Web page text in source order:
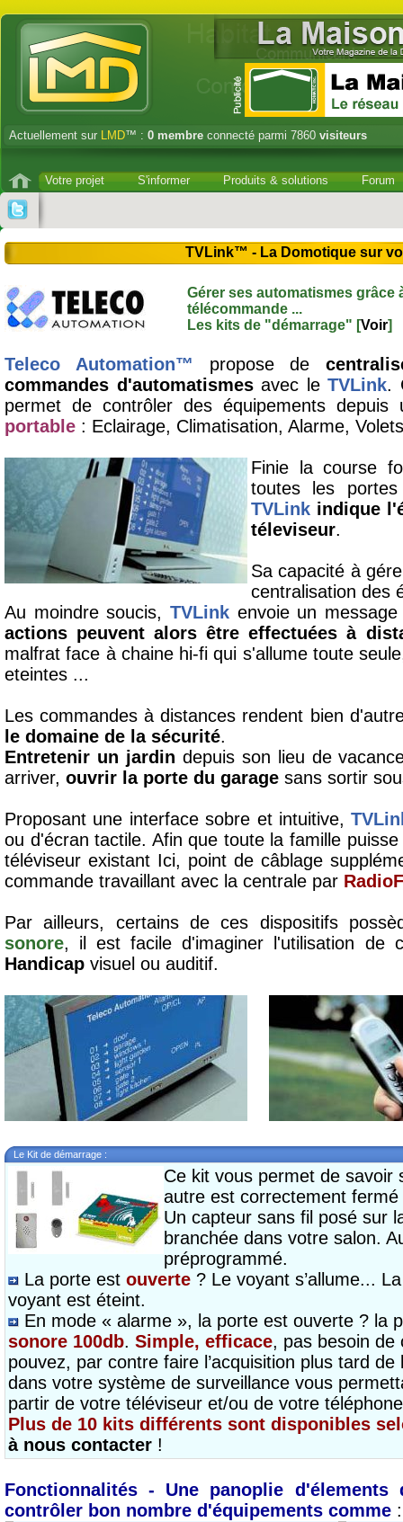
Actuellement sur LMD™ : 0 membre connecté parmi 7860 visiteurs
Votre projet S'informer Produits & solutions Forum
TVLink™ - La Domotique sur
Gérer ses automatismes grâce
télécommande ...
Les kits de "démarrage" [Voir]
Teleco Automation™ propose de
commandes d'automatismesavec leTVLink.
permet de contrôler des équipements
portable : Eclairage, Climatisation, Alarme,
Finie la course
toutes les
TVLink indique
téleviseur.
Sa capacité à
centralisation des
Au moindre soucis, TVLinkenvoie un
actions peuvent alors être effectuées à
malfrat face à chaine hi-fi qui s'allume toute
eteintes ...
Les commandes à distances rendent bien
le domaine de la sécurité.
Entretenir un jardin depuis son lieu de
arriver, ouvrir la porte du garage sans sortir
Proposant une interface sobre et intuitive,
ou d'écran tactile. Afin que toute la famille
téléviseur existant Ici, point de câblage
commande travaillant avec la centrale par
Par ailleurs, certains de ces dispositifs
sonore, il est facile d'imaginer l'utilisation de
Handicap visuel ou auditif.
Le Kit de démarrage :
Ce kit vous permet de savoir
autre est correctement
Un capteur sans fil posé sur
branchée dans votre salon.
préprogrammé.
La porte est ouverte ? Le voyant s’allume...
voyant est éteint.
En mode « alarme », la porte est ouverte ? la
sonore 100db. Simple, efficace, pas besoin
pouvez, par contre faire l’acquisition plus tard
dans votre système de surveillance vous
partir de votre téléviseur et/ou de votre
Plus de 10 kits différents sont disponibles
à nous contacter !
Fonctionnalités - Une panoplie d'élements
contrôler bon nombre d'équipements comme :